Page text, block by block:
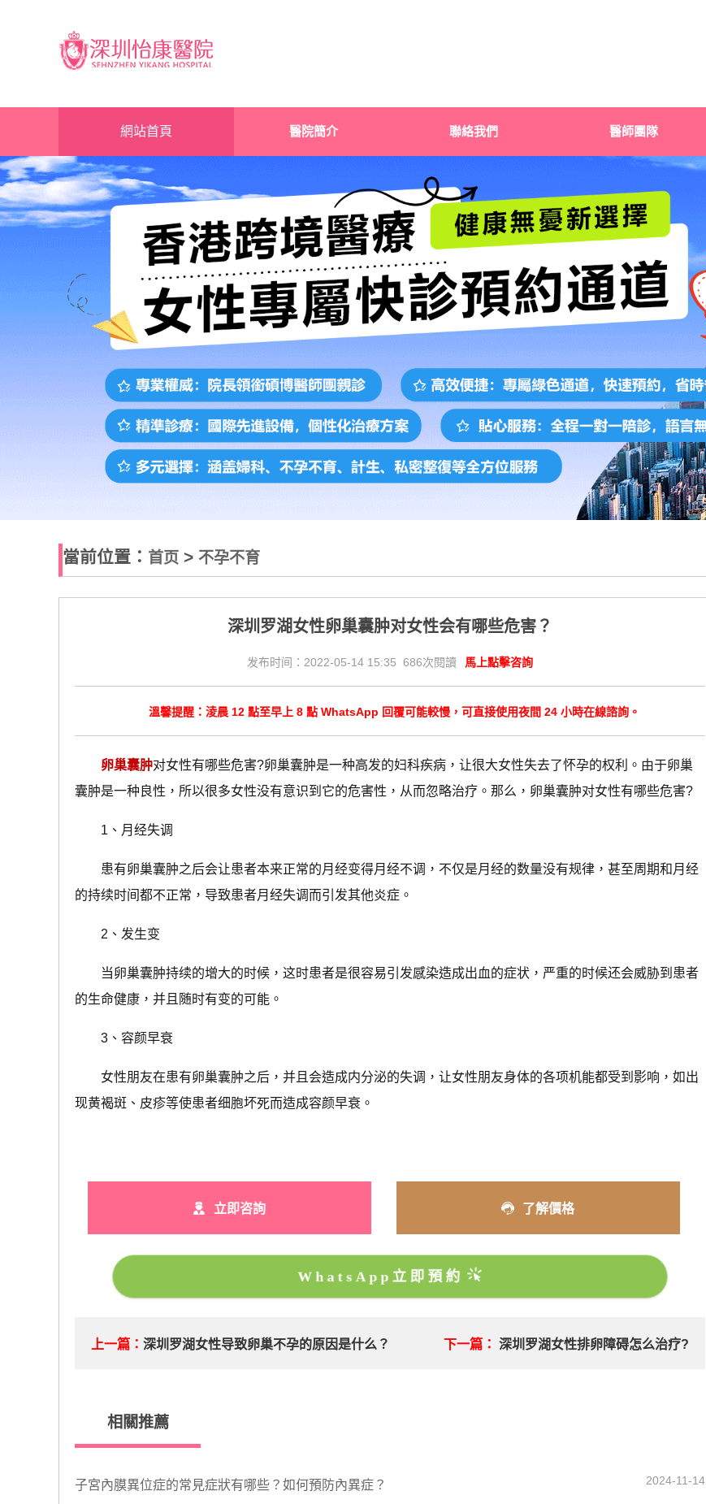
網站首頁 醫院簡介 聯絡我們 醫師團隊
當前位置： 首页 > 不孕不育
深圳罗湖女性卵巢囊肿对女性会有哪些危害？
发布时间：2022-05-14 15:35 686次閱讀 馬上點擊咨詢
溫馨提醒：淩晨 12 點至早上 8 點 WhatsApp 回覆可能較慢，可直接使用夜間 24 小時在線諮詢。
卵巢囊肿对女性有哪些危害?卵巢囊肿是一种高发的妇科疾病，让很大女性失去了怀孕的权利。由于卵巢
囊肿是一种良性，所以很多女性没有意识到它的危害性，从而忽略治疗。那么，卵巢囊肿对女性有哪些危害?
1、月经失调
患有卵巢囊肿之后会让患者本来正常的月经变得月经不调，不仅是月经的数量没有规律，甚至周期和月经
的持续时间都不正常，导致患者月经失调而引发其他炎症。
2、发生变
当卵巢囊肿持续的增大的时候，这时患者是很容易引发感染造成出血的症状，严重的时候还会威胁到患者
的生命健康，并且随时有变的可能。
3、容颜早衰
女性朋友在患有卵巢囊肿之后，并且会造成内分泌的失调，让女性朋友身体的各项机能都受到影响，如出
现黄褐斑、皮疹等使患者细胞坏死而造成容颜早衰。
立即咨詢 了解價格
WhatsApp立即預約
上一篇：深圳罗湖女性导致卵巢不孕的原因是什么？ 下一篇： 深圳罗湖女性排卵障碍怎么治疗?
相關推薦
子宮內膜異位症的常見症狀有哪些？如何預防內異症？ 2024-11-14